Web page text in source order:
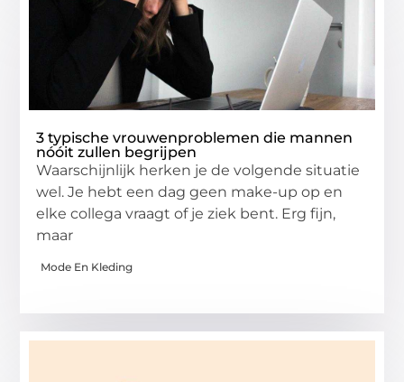
3 typische vrouwenproblemen die mannen
nóóit zullen begrijpen
Waarschijnlijk herken je de volgende situatie
wel. Je hebt een dag geen make-up op en
elke collega vraagt of je ziek bent. Erg fijn,
maar
Mode En Kleding